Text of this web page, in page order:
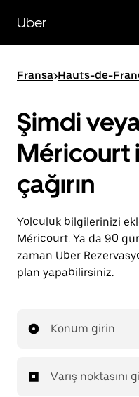
içeriğe
gidinUber
Fransa>Hauts-de-
Şimdi
Méricourt
çağırın
Yolculuk bilgilerinizi
Méricourt. Ya da 90
zaman Uber
plan yapabilirsiniz.
Konum girin
Varış noktasını